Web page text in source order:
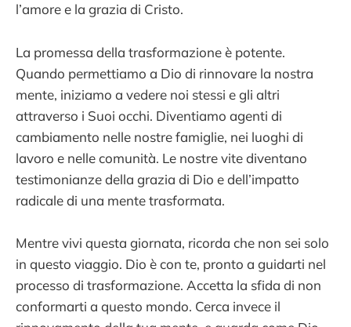
l’amore e la grazia di Cristo.
La promessa della trasformazione è potente.
Quando permettiamo a Dio di rinnovare la nostra
mente, iniziamo a vedere noi stessi e gli altri
attraverso i Suoi occhi. Diventiamo agenti di
cambiamento nelle nostre famiglie, nei luoghi di
lavoro e nelle comunità. Le nostre vite diventano
testimonianze della grazia di Dio e dell’impatto
radicale di una mente trasformata.
Mentre vivi questa giornata, ricorda che non sei solo
in questo viaggio. Dio è con te, pronto a guidarti nel
processo di trasformazione. Accetta la sfida di non
conformarti a questo mondo. Cerca invece il